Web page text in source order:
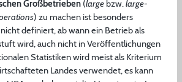
Großbetrieben (largebzw.large-
) zu machen ist besonders
definiert, ab wann ein Betrieb als
wird, auch nicht in Veröffentlichungen
Statistiken wird meist als Kriterium
Landes verwendet, es kann